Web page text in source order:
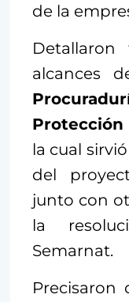
de la
alcances
la cual
del
junto con
la
Semarnat.
Precisaron